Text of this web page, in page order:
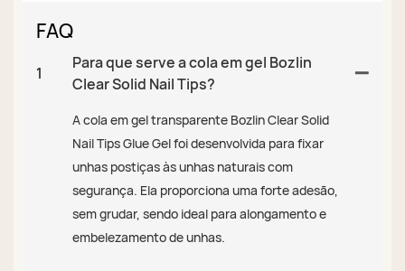
FAQ
1
Para que serve a cola em gel Bozlin
Clear Solid Nail Tips?
A cola em gel transparente Bozlin Clear Solid
Nail Tips Glue Gel foi desenvolvida para fixar
unhas postiças às unhas naturais com
segurança. Ela proporciona uma forte adesão,
sem grudar, sendo ideal para alongamento e
embelezamento de unhas.